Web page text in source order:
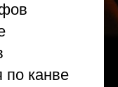
по канве